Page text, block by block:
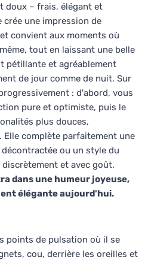
doux – frais, élégant et
une impression de
convient aux moments où
tout en laissant une belle
pétillante et agréablement
de jour comme de nuit. Sur
: d'abord, vous
pure et optimiste, puis le
plus douces,
complète parfaitement une
ou un style du
et avec goût.
dans une humeur joyeuse,
élégante aujourd'hui.
points de pulsation où il se
cou, derrière les oreilles et